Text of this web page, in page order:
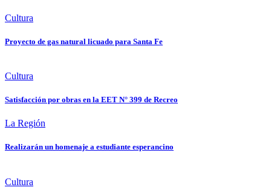
Cultura
Proyecto de gas natural licuado para Santa Fe
Cultura
Satisfacción por obras en la EET N° 399 de Recreo
La Región
Realizarán un homenaje a estudiante esperancino
Cultura